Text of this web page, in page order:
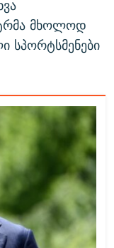
მხოლოდ
სპორტსმენები